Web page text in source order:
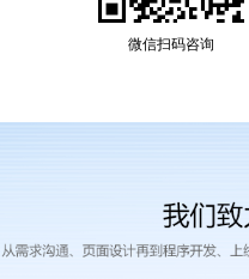
微信扫码咨询